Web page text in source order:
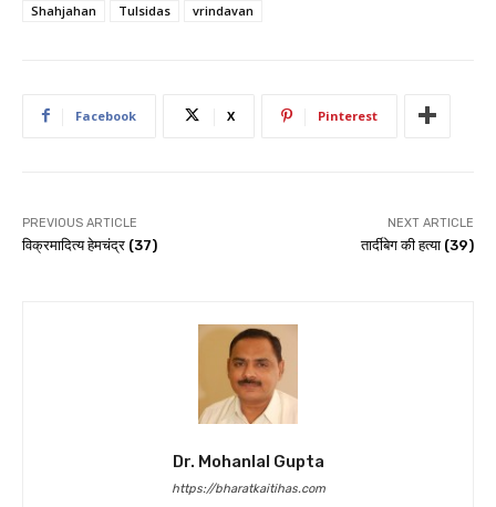
Shahjahan
Tulsidas vrindavan
Facebook X Pinterest
PREVIOUS ARTICLE
विक्रमादित्य हेमचंद्र (37)
NEXT ARTICLE
तार्दीबेग की हत्या (39)
Dr. Mohanlal Gupta
https://bharatkaitihas.com